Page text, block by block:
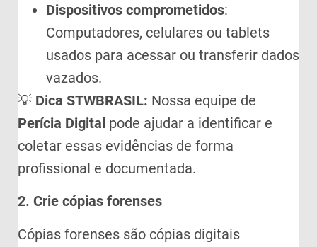
Dispositivos comprometidos:
Computadores, celulares ou tablets
usados para acessar ou transferir dados
vazados.
💡 Dica STWBRASIL: Nossa equipe de
Perícia Digital pode ajudar a identificar e
coletar essas evidências de forma
profissional e documentada.
2. Crie cópias forenses
Cópias forenses são cópias digitais